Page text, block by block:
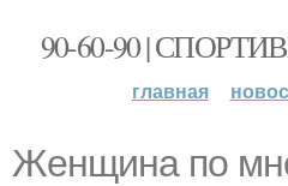
90-60-90 |
главная
Женщина по